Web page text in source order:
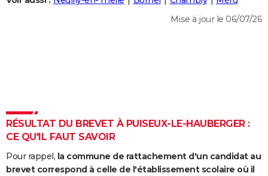
DICTIONNAIRE
Dictionnaire
Biographies
Citations
Expressions
Proverbes
PROGRAMME TV
COPAINS D'AVANT
Mise à jour le 06/07/26
RÉSULTAT DU BREVET À PUISEUX-LE-HAUBERGER :
CE QU'IL FAUT SAVOIR
Pour rappel, la commune de rattachement d'un candidat au
brevet correspond à celle de l'établissement scolaire où il